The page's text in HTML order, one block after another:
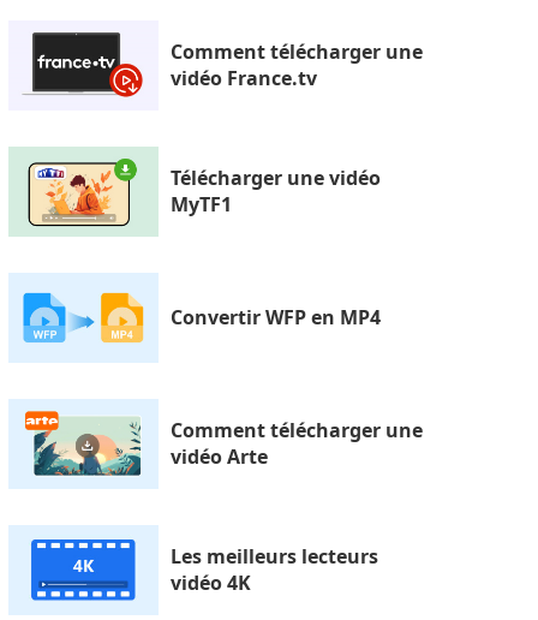
Comment télécharger une
vidéo France.tv
Télécharger une vidéo
MyTF1
Convertir WFP en MP4
Comment télécharger une
vidéo Arte
Les meilleurs lecteurs
vidéo 4K